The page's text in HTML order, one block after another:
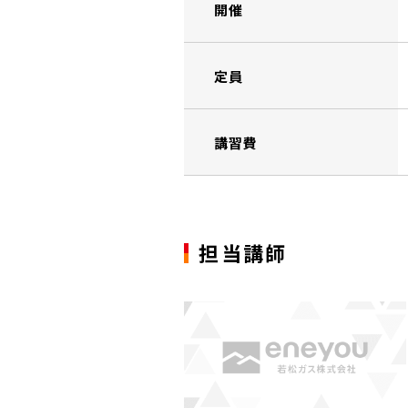
開催
定員
講習費
担当講師